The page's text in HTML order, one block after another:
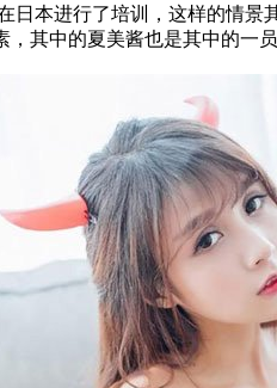
本进行了培训，这样的情
其中的夏美酱也是其中的一